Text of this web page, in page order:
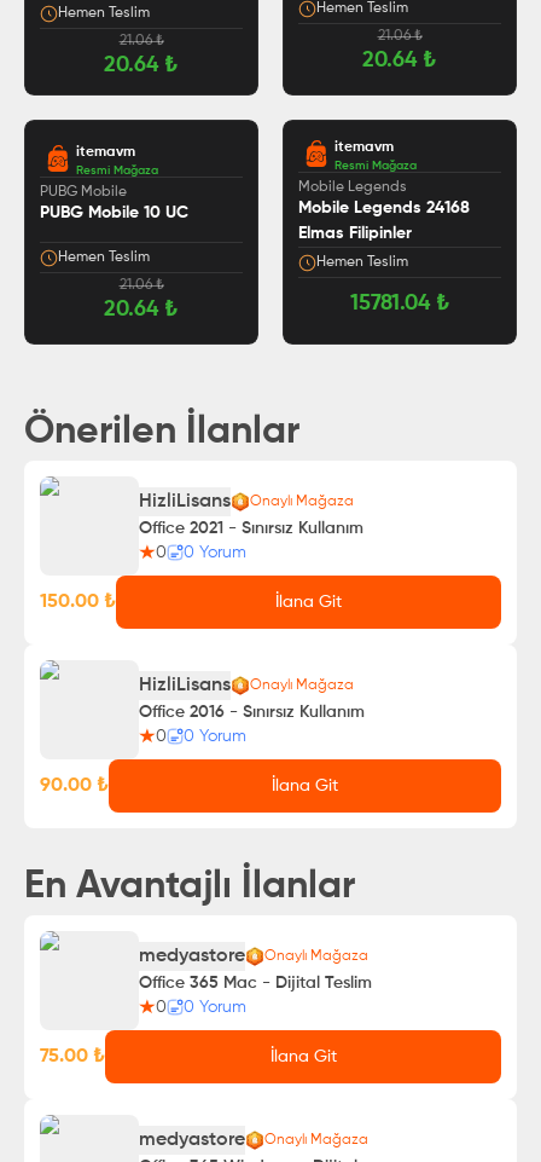
Hemen Teslim
21.06₺
20.64₺
Hemen Teslim
21.06₺
20.64₺
itemavm
Resmi Mağaza
PUBG Mobile
PUBG Mobile 10 UC
Hemen Teslim
21.06₺
20.64₺
itemavm
Resmi Mağaza
Mobile Legends
Mobile Legends 24168
Elmas Filipinler
Hemen Teslim
15781.04₺
Önerilen İlanlar
HizliLisans Onaylı Mağaza
Office 2021 - Sınırsız Kullanım
0
0 Yorum
150.00 ₺ İlana Git
HizliLisans Onaylı Mağaza
Office 2016 - Sınırsız Kullanım
0
0 Yorum
90.00 ₺ İlana Git
En Avantajlı İlanlar
medyastore Onaylı Mağaza
Office 365 Mac - Dijital Teslim
0
0 Yorum
75.00 ₺ İlana Git
medyastore Onaylı Mağaza